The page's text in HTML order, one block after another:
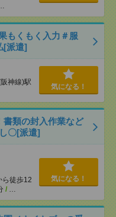
もくもく入力＃服
[派遣]
神線)駅
気になる！
書類の封入作業など
〇[派遣]
ら徒歩12
/ …
気になる！